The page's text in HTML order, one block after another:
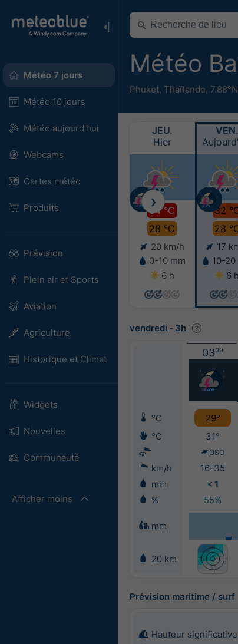
Météo 7 jours
Météo 10 jours
Météo aujourd'hui
Webcams
Cartes météo
Produits
Prévision
Plein air et Sports
Aviation
Agriculture
Historique et Climat
Widgets
Nouvelles
Communauté
Afficher moins
Météo
Phuket, Thaïlande,
JEU.
Hier
34 °C
28 °C
20 km/h
0-10 mm
6 h
VEN.
32
28
17
10-20
6 h
❯
vendredi - 3h
0300
°C 29°
°C
31°
OSO
km/h 16-35
mm
< 1
%
55%
mm
20 km
Prévision maritime / surf
Hauteur